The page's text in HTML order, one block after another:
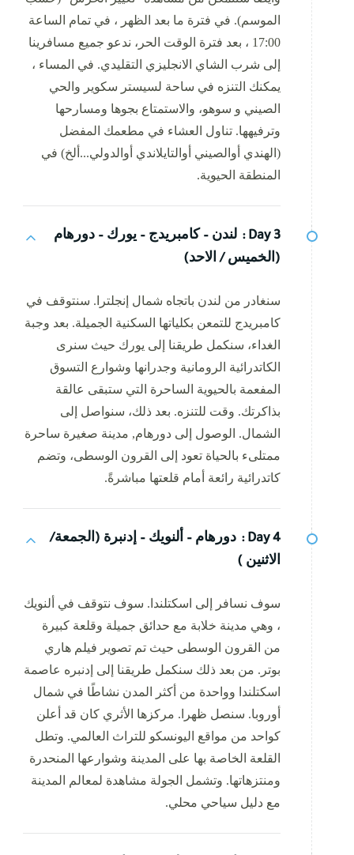
الموسم). في فترة ما بعد الظهر ، في تمام الساعة
17:00 ، بعد فترة الوقت الحر، ندعو جميع مسافرينا
إلى شرب الشاي الانجليزي التقليدي. في المساء ،
يمكنك التنزه في ساحة لسيستر سكوير والحي
الصيني و سوهو، والاستمتاع بجوها ومسارحها
وترفيهها. تناول العشاء في مطعمك المفضل
(الهندي أوالصيني أوالتايلاندي أوالدولي...ألخ) في
المنطقة الحيوية.
Day 3 :
لندن – كامبريدج – يورك – دورهام
(الخميس / الاحد)
سنغادر من لندن باتجاه شمال إنجلترا. سنتوقف في
كامبريدج للتمعن بكلياتها السكنية الجميلة. بعد وجبة
الغداء، سنكمل طريقنا إلى يورك حيث سنرى
الكاتدرائية الرومانية وجدرانها وشوارع التسوق
المفعمة بالحيوية الساحرة التي ستبقى عالقة
بذاكرتك. وقت للتنزه. بعد ذلك، سنواصل إلى
الشمال. الوصول إلى دورهام, مدينة صغيرة ساحرة
ممتلىء بالحياة تعود إلى القرون الوسطى، وتضم
كاتدرائية رائعة أمام قلعتها مباشرةً.
Day 4 :
دورهام – ألنويك – إدنبرة (الجمعة/
الاثنين )
سوف نسافر إلى اسكتلندا. سوف نتوقف في ألنويك
، وهي مدينة خلابة مع حدائق جميلة وقلعة كبيرة
من القرون الوسطى حيث تم تصوير فيلم هاري
بوتر. من بعد ذلك سنكمل طريقنا إلى إدنبره عاصمة
اسكتلندا وواحدة من أكثر المدن نشاطًا في شمال
أوروبا. سنصل ظهرا. مركزها الأثري كان قد أعلن
كواحد من مواقع اليونسكو للتراث العالمي. وتطل
القلعة الخاصة بها على المدينة وشوارعها المنحدرة
ومنتزهاتها. وتشمل الجولة مشاهدة لمعالم المدينة
مع دليل سياحي محلي.